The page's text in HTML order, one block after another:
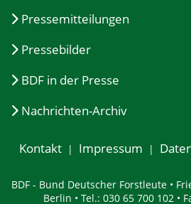
Pressemitteilungen
Pressebilder
BDF in der Presse
Nachrichten-Archiv
Kontakt Impressum
BDF - Bund Deutscher Forstleute •
Berlin • Tel.: 030 65 700 102 •